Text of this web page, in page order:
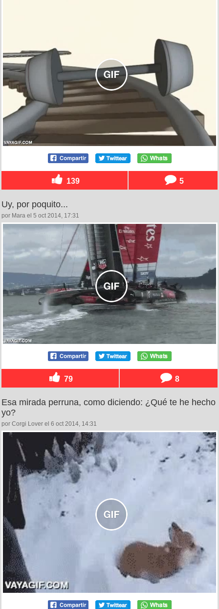
139 5
Uy, por poquito...
por Mara el 5 oct 2014, 17:31
79 8
Esa mirada perruna, como diciendo: ¿Qué te he hecho
yo?
por Corgi Lover el 6 oct 2014, 14:31